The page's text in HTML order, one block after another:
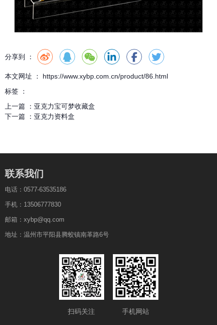
分享到 ：
本文网址 ： https://www.xybp.com.cn/product/86.html
标签 ：
上一篇 ： 亚克力宝可梦收藏盒
下一篇 ： 亚克力资料盒
联系我们
电话：0577-63535186
手机：13506777830
邮箱：xybp@qq.com
地址：温州市平阳县腾蛟镇南革路6号
扫码关注 手机网站